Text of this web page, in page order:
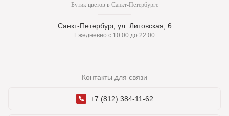
Бутик цветов в Санкт-Петербурге
Санкт-Петербург, ул. Литовская, 6
Ежедневно с 10:00 до 22:00
Контакты для связи
+7 (812) 384-11-62